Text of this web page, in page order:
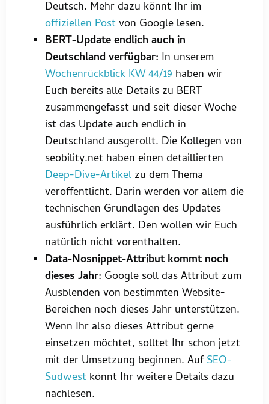
Deutsch. Mehr dazu könnt Ihr im
offiziellen Postvon Google lesen.
BERT-Update endlich auch in
Deutschland verfügbar: In unserem
Wochenrückblick KW 44/19 haben wir
Euch bereits alle Details zu BERT
zusammengefasst und seit dieser Woche
ist das Update auch endlich in
Deutschland ausgerollt. Die Kollegen von
seobility.net haben einen detaillierten
Deep-Dive-Artikel zu dem Thema
veröffentlicht. Darin werden vor allem die
technischen Grundlagen des Updates
ausführlich erklärt. Den wollen wir Euch
natürlich nicht vorenthalten.
Data-Nosnippet-Attribut kommt noch
dieses Jahr: Google soll das Attribut zum
Ausblenden von bestimmten Website-
Bereichen noch dieses Jahr unterstützen.
Wenn Ihr also dieses Attribut gerne
einsetzen möchtet, solltet Ihr schon jetzt
mit der Umsetzung beginnen. AufSEO-
Südwest könnt Ihr weitere Details dazu
nachlesen.